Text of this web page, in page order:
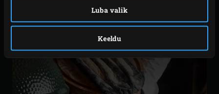
Luba valik
Keeldu